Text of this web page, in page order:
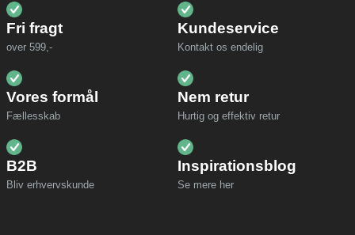
Fri fragt
over 599,-
Kundeservice
Kontakt os endelig
Vores formål
Fællesskab
Nem retur
Hurtig og effektiv retur
B2B
Bliv erhvervskunde
Inspirationsblog
Se mere her